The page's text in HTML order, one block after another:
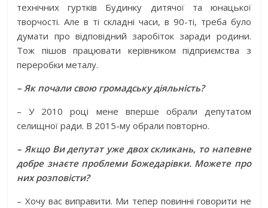
технічних гуртків Будинку дитячої та юнаць­кої
творчості. Але в ті складні часи, в 90-ті, треба було
думати про відповідний заробіток заради родини.
Тож пішов працювати керівником підприємства з
переробки металу.
– Як почали свою громадську діяльність?
– У 2010 році мене вперше обрали депутатом
селищної ради. В 2015-му обрали повторно.
– Якщо Ви депутат уже двох скликань, то напевне
добре знаєте проблеми Божедарівки. Можете про
них розповісти?
– Хочу вас виправити. Ми тепер повинні говорити не